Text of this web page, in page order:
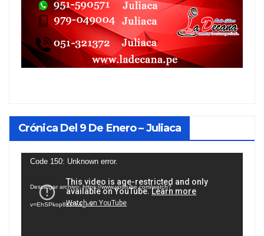
Crónica Del 9 De Enero – Juliaca
Reproductor
vídeo
Code 150: Unknown error.
Descargar archivo: https://www.youtube.com/watch?
v=EhSPkop8KPY&_=1